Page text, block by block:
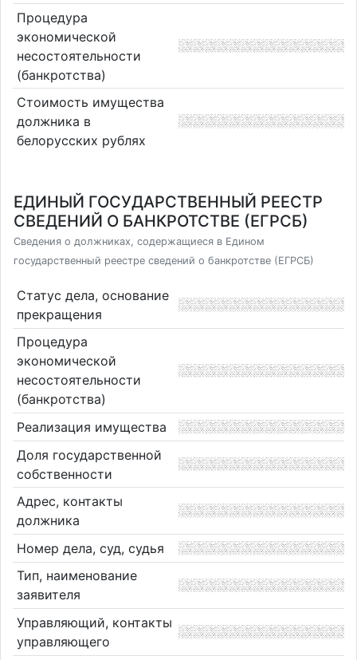
Процедура
экономической
несостоятельности
(банкротства)
Стоимость имущества
должника в
белорусских рублях
ЕДИНЫЙ ГОСУДАРСТВЕННЫЙ РЕЕСТР
СВЕДЕНИЙ О БАНКРОТСТВЕ (ЕГРСБ)
Сведения о должниках, содержащиеся в Едином
государственный реестре сведений о банкротстве (ЕГРСБ)
Статус дела, основание
прекращения
Процедура
экономической
несостоятельности
(банкротства)
Реализация имущества
Доля государственной
собственности
Адрес, контакты
должника
Номер дела, суд, судья
Тип, наименование
заявителя
Управляющий, контакты
управляющего